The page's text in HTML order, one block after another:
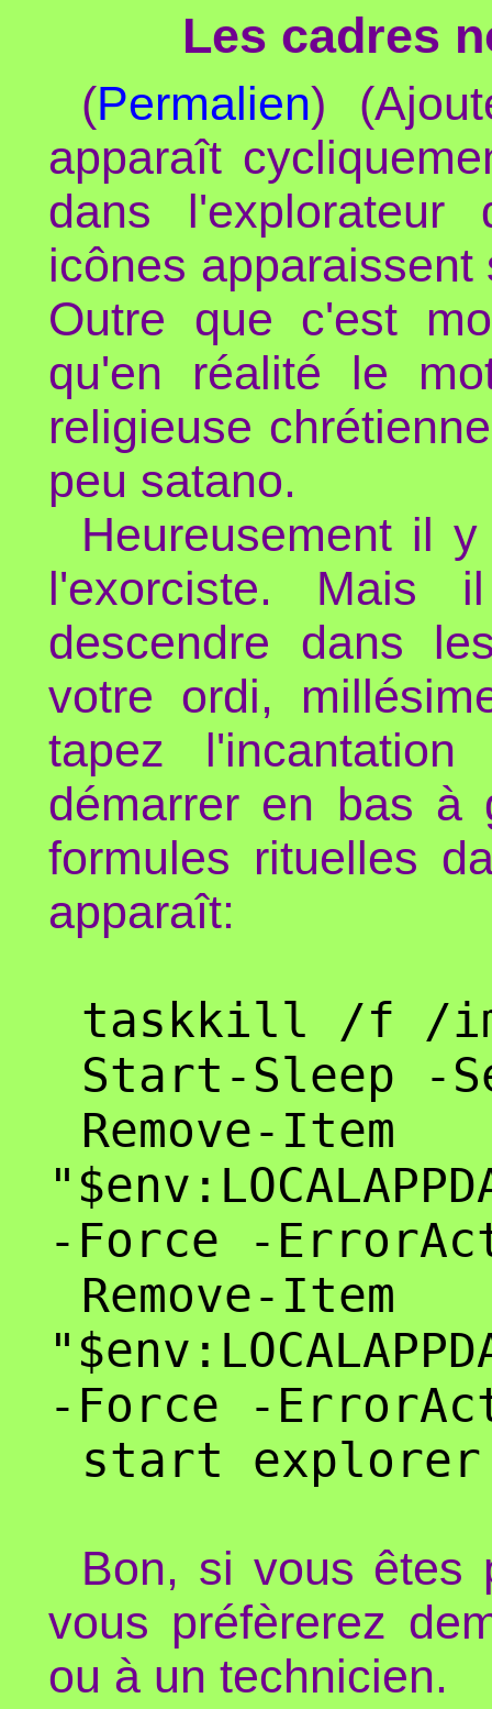
Les cadres
(Permalien)
apparaît
dans l'explorateur
icônes
Outre que c'est
qu'en réalité le
religieuse
peu satano.
Heureusement il
l'exorciste. Mais
descendre dans
votre ordi,
tapez
démarrer en bas à
formules rituelles
apparaît:
taskkill /f /im
Start-Sleep -
Remove-Item
-Force -
Remove-Item
-Force -
start
Bon, si vous êtes
vous préfèrerez
ou à un technicien.